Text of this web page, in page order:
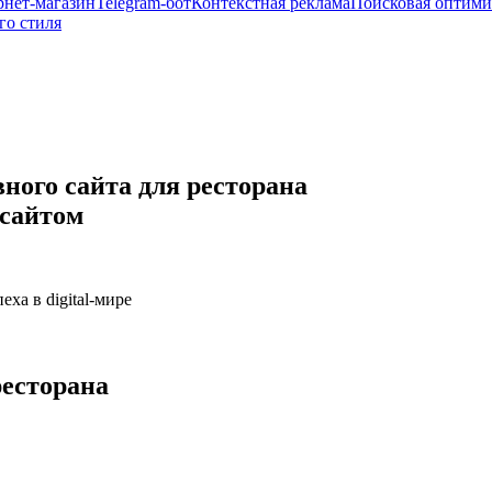
стиля
сайта для ресторана
в digital-мире